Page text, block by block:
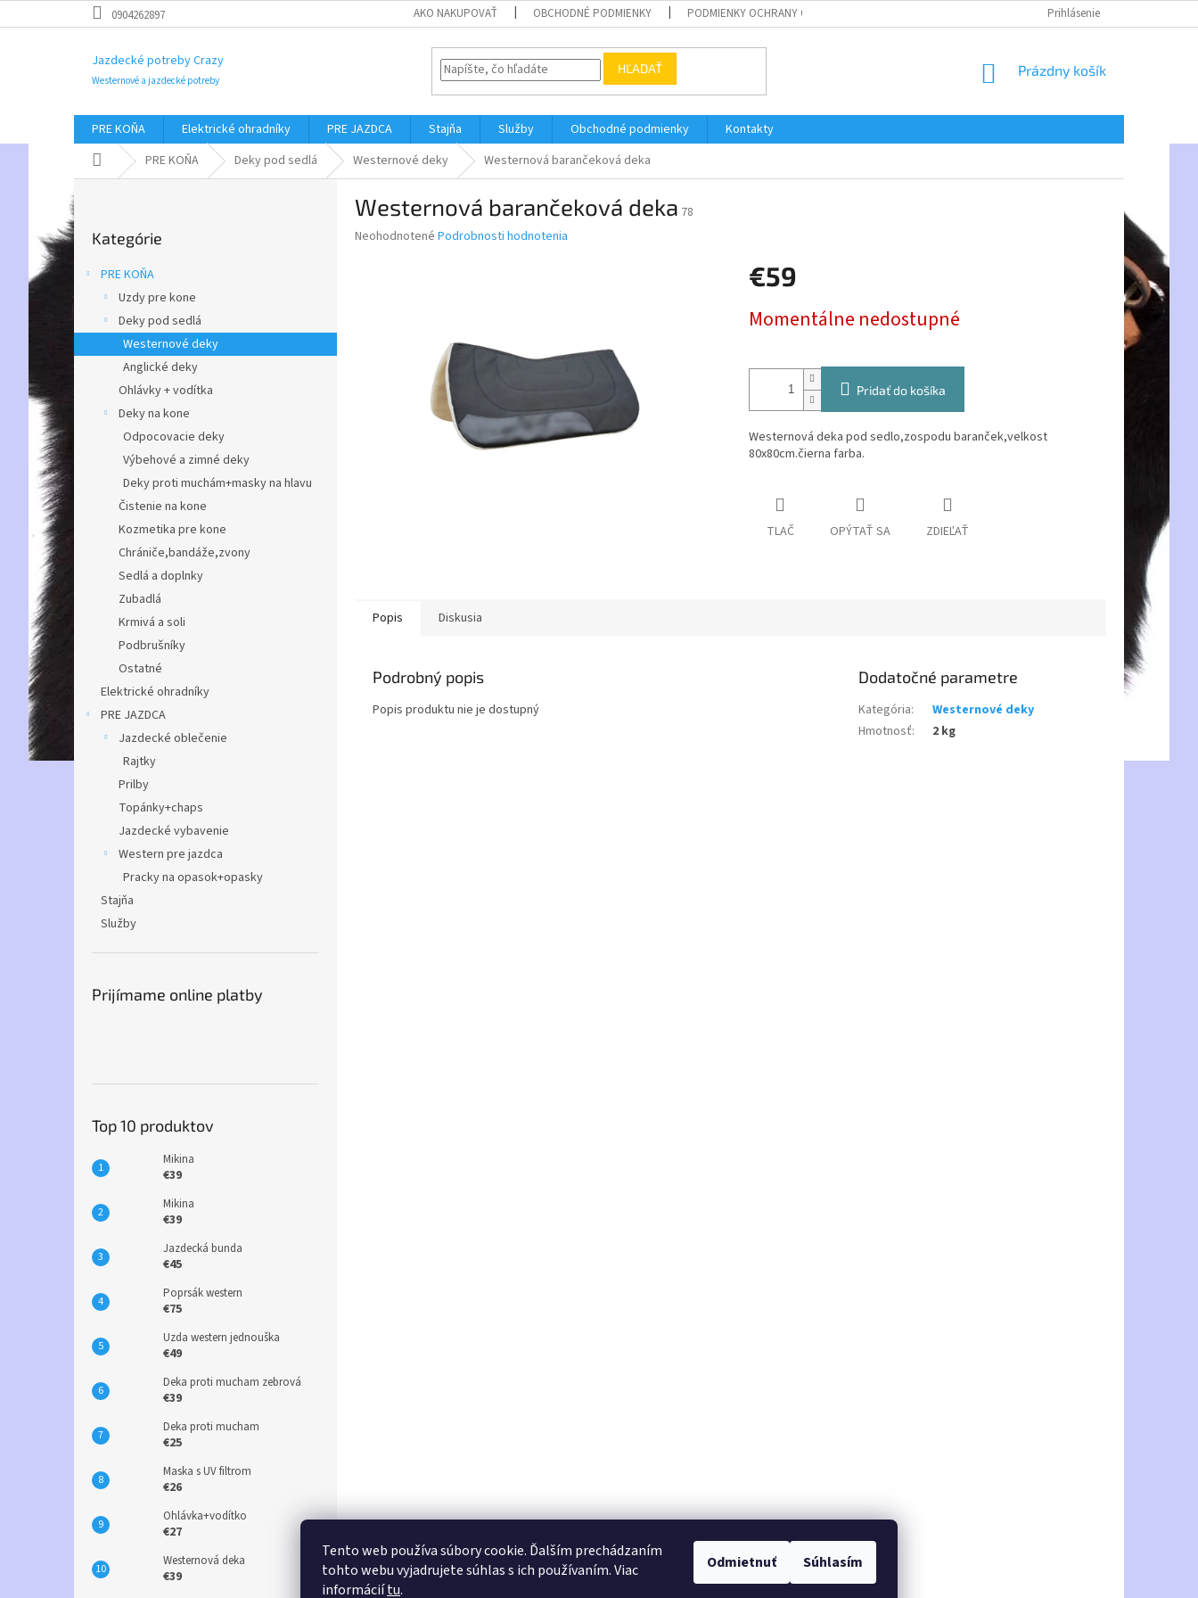
Tento web používa súbory cookie. Ďalším prechádzaním
tohto webu vyjadrujete súhlas s ich používaním. Viac
informáciítu.
Odmietnuť Súhlasím
na
0904262897 AKO NAKUPOVAŤ OBCHODNÉ PODMIENKY PODMIENKY OCHRANY OSOBNÝCH ÚDAJOV Prihlásenie
Jazdecké potreby Crazy
Westernové a jazdecké potreby
HĽADAŤ
NÁKUPNÝ
Prázdny košík
PRE KOŇA Elektrické ohradníky PRE JAZDCA Stajňa Služby Obchodné podmienky
Kontakty
DomovPRE KOŇA Deky pod sedlá Westernové deky Westernová barančeková deka
o
č
n
kategórie
Kategórie
PRE KOŇA
Uzdy pre kone
Deky pod sedlá
Westernové deky
Anglické deky
Ohlávky + vodítka
Deky na kone
Odpocovacie deky
Výbehové a zimné deky
Deky proti muchám+masky na hlavu
Čistenie na kone
Kozmetika pre kone
Chrániče,bandáže,zvony
Sedlá a doplnky
Zubadlá
Krmivá a soli
Podbrušníky
Ostatné
Elektrické ohradníky
PRE JAZDCA
Jazdecké oblečenie
Rajtky
Prilby
Topánky+chaps
Jazdecké vybavenie
Western pre jazdca
Pracky na opasok+opasky
Stajňa
Služby
Prijímame online platby
Top 10 produktov
Mikina
€39
Mikina
€39
Jazdecká bunda
€45
Poprsák western
€75
Uzda western jednouška
€49
Deka proti mucham zebrová
€39
Deka proti mucham
€25
Maska s UV filtrom
€26
Ohlávka+vodítko
€27
Westernová deka
€39
Westernová barančeková deka 78
Priemerné
Neohodnotené Podrobnosti hodnotenia
€59
cena:
Momentálne nedostupné
Pridať do košíka
Westernová deka pod sedlo,zospodu baranček,velkost
80x80cm.čierna farba.
TLAČ OPÝTAŤ SA ZDIEĽAŤ
Popis Diskusia
Podrobný popis
Popis produktu nie je dostupný
Dodatočné parametre
Kategória:
Westernové deky
Hmotnosť: 2 kg